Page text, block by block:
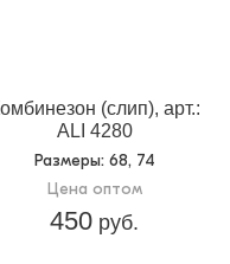
(слип), арт.:
ALI 4280
Размеры: 68, 74
Цена оптом
450 руб.